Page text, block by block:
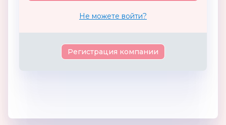
Не можете войти?
Регистрация компании